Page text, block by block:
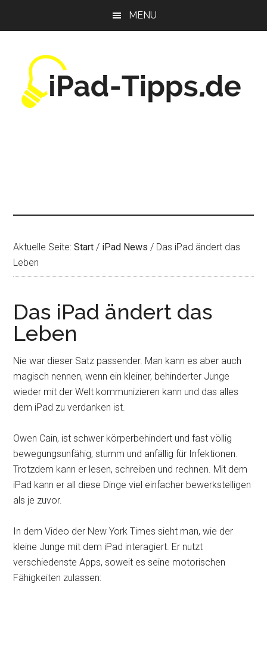
MENU
Aktuelle Seite:Start / iPad News / Das iPad ändert das
Leben
Das iPad ändert das
Leben
Nie war dieser Satz passender. Man kann es aber auch
magisch nennen, wenn ein kleiner, behinderter Junge
wieder mit der Welt kommunizieren kann und das alles
dem iPad zu verdanken ist.
Owen Cain, ist schwer körperbehindert und fast völlig
bewegungsunfähig, stumm und anfällig für Infektionen.
Trotzdem kann er lesen, schreiben und rechnen. Mit dem
iPad kann er all diese Dinge viel einfacher bewerkstelligen
als je zuvor.
In dem Video der New York Times sieht man, wie der
kleine Junge mit dem iPad interagiert. Er nutzt
verschiedenste Apps, soweit es seine motorischen
Fähigkeiten zulassen: